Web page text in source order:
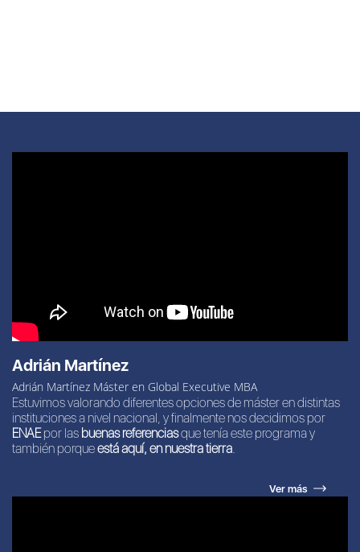
Adrián Martínez
Adrián Martínez Máster en Global Executive MBA
Estuvimos valorando diferentes opciones de máster en distintas
instituciones a nivel nacional, y finalmente nos decidimos por
ENAEpor las buenas referenciasque tenía este programa y
también porqueestá aquí, en nuestra tierra.
Ver más